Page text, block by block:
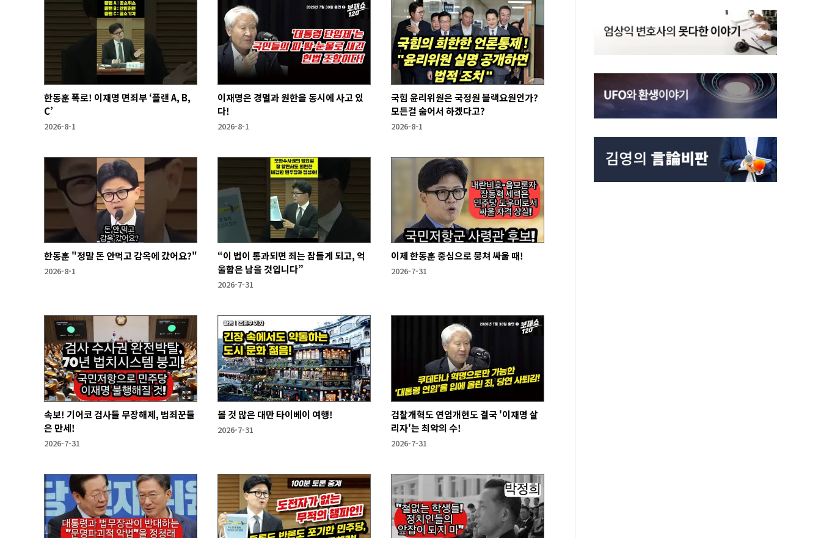
한동훈 폭로! 이재명 면죄부 ‘플랜 A, B,
C’
2026-8-1
이재명은 경멸과 원한을 동시에 사고 있
다!
2026-8-1
국힘 윤리위원은 국정원 블랙요원인가?
모든걸 숨어서 하겠다고?
2026-8-1
한동훈 "정말 돈 안먹고 감옥에 갔어요?"
2026-8-1
“이 법이 통과되면 죄는 잠들게 되고, 억
울함은 남을 것입니다”
2026-7-31
이제 한동훈 중심으로 뭉쳐 싸울 때!
2026-7-31
속보! 기어코 검사들 무장해제, 범죄꾼들
은 만세!
2026-7-31
볼 것 많은 대만 타이베이 여행!
2026-7-31
검찰개혁도 연임개헌도 결국 '이재명 살
리자'는 최악의 수!
2026-7-31